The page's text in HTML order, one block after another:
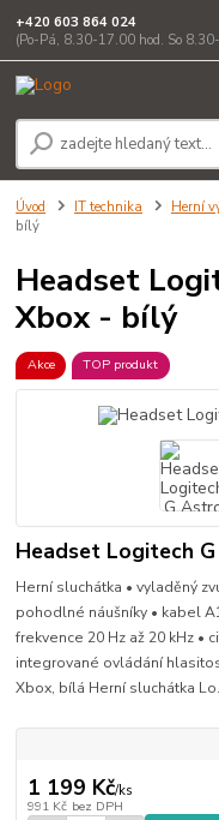
+420 603 864 024
(Po-Pá, 8.30-17.00 hod. So
Úvod IT technika Herní
bílý
Headset
Xbox - bílý
Akce TOP produkt
Headset Logitech
Herní sluchátka • vyladěný
pohodlné náušníky • kabel
frekvence 20 Hz až 20 kHz •
integrované ovládání
Xbox, bílá Herní sluchátka
1 199 Kč/ks
991 Kč bez DPH